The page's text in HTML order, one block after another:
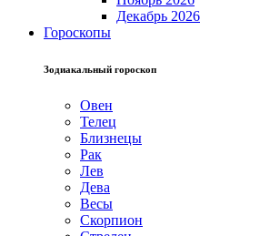
Декабрь 2026
Гороскопы
Зодиакальный гороскоп
Овен
Телец
Близнецы
Рак
Лев
Дева
Весы
Скорпион